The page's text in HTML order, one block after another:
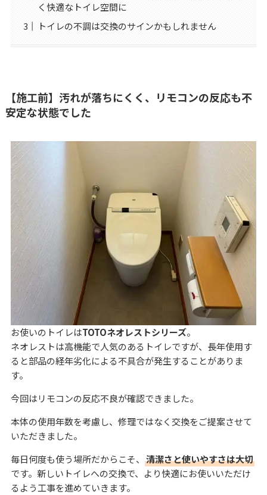
く快適なトイレ空間に
トイレの不調は交換のサインかもしれません
【施工前】汚れが落ちにくく、リモコンの反応も不
安定な状態でした
お使いのトイレはTOTOネオレストシリーズ。
ネオレストは高機能で人気のあるトイレですが、長年使用す
ると部品の経年劣化による不具合が発生することがありま
す。
今回はリモコンの反応不良が確認できました。
本体の使用年数を考慮し、修理ではなく交換をご提案させて
いただきました。
毎日何度も使う場所だからこそ、 清潔さと使いやすさは大切
です。新しいトイレへの交換で、より快適にお使いいただけ
るよう工事を進めていきます。